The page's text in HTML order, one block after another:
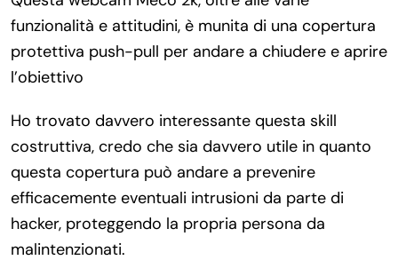
funzionalità e attitudini, è munita di una copertura
protettiva push-pull per andare a chiudere e aprire
l’obiettivo
Ho trovato davvero interessante questa skill
costruttiva, credo che sia davvero utile in quanto
questa copertura può andare a prevenire
efficacemente eventuali intrusioni da parte di
hacker, proteggendo la propria persona da
malintenzionati.